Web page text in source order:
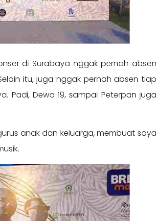
di Surabaya nggak pernah absen
itu, juga nggak pernah absen tiap
Padi, Dewa 19, sampai Peterpan juga
anak dan keluarga, membuat saya